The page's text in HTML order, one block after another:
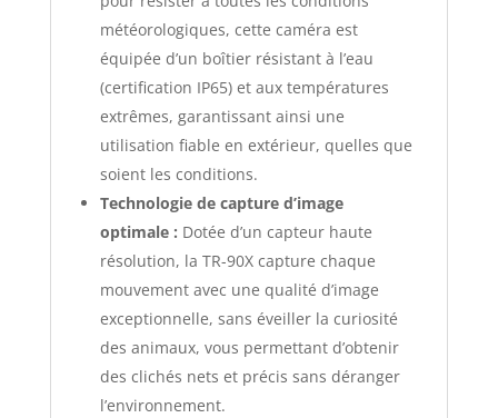
météorologiques, cette caméra est
équipée d’un boîtier résistant à l’eau
(certification IP65) et aux températures
extrêmes, garantissant ainsi une
utilisation fiable en extérieur, quelles que
soient les conditions.
Technologie de capture d’image
optimale : Dotée d’un capteur haute
résolution, la TR-90X capture chaque
mouvement avec une qualité d’image
exceptionnelle, sans éveiller la curiosité
des animaux, vous permettant d’obtenir
des clichés nets et précis sans déranger
l’environnement.